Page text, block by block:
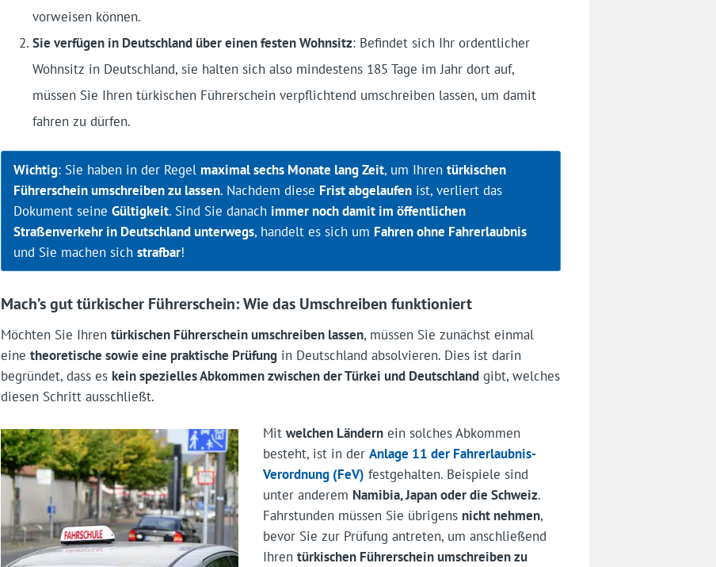
vorweisen können.
Sie verfügen in Deutschland über einen festen Wohnsitz: Befindet sich Ihr ordentlicher
Wohnsitz in Deutschland, sie halten sich also mindestens 185 Tage im Jahr dort auf,
müssen Sie Ihren türkischen Führerschein verpflichtend umschreiben lassen, um damit
fahren zu dürfen.
Wichtig: Sie haben in der Regel maximal sechs Monate lang Zeit, um Ihren türkischen
Führerschein umschreiben zu lassen. Nachdem diese Frist abgelaufenist, verliert das
Dokument seine Gültigkeit. Sind Sie danach immer noch damit im öffentlichen
Straßenverkehr in Deutschland unterwegs, handelt es sich um Fahren ohne Fahrerlaubnis
und Sie machen sich strafbar!
Mach’s gut türkischer Führerschein: Wie das Umschreiben funktioniert
Möchten Sie Ihren türkischen Führerschein umschreiben lassen, müssen Sie zunächst einmal
eine theoretische sowie eine praktische Prüfungin Deutschland absolvieren. Dies ist darin
begründet, dass es kein spezielles Abkommen zwischen der Türkei und Deutschlandgibt, welches
diesen Schritt ausschließt.
Mitwelchen Ländern ein solches Abkommen
besteht, ist in derAnlage 11 der Fahrerlaubnis-
Verordnung (FeV) festgehalten. Beispiele sind
unter anderem Namibia, Japan oder die Schweiz.
Fahrstunden müssen Sie übrigens nicht nehmen,
bevor Sie zur Prüfung antreten, um anschließend
Ihrentürkischen Führerschein umschreiben zu